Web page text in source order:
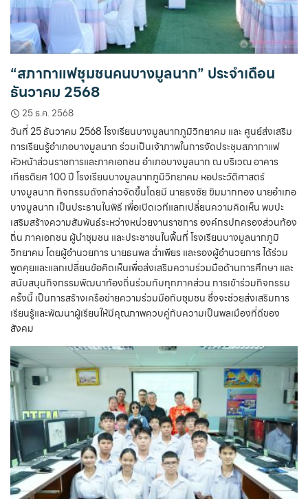
“สภากาแฟชุมชนคนบางมูลนาก” ประจำเดือน
ธันวาคม 2568
25 ธ.ค. 2568
วันที่ 25 ธันวาคม 2568 โรงเรียนบางมูลนากภูมิวิทยาคม และ ศูนย์ส่งเสริม
การเรียนรู้อำเภอบางมูลนาก ร่วมเป็นเจ้าภาพในการจัดประชุมสภากาแฟ
หัวหน้าส่วนราชการและภาคเอกชน อำเภอบางมูลนาก ณ บริเวณ อาคาร
เกียรติยศ 100 ปี โรงเรียนบางมูลนากภูมิวิทยาคม หอประวัติศาสตร์
บางมูลนาก กิจกรรมดังกล่าวจัดขึ้นโดยมี นายธงชัย ขิมมากทอง นายอำเภอ
บางมูลนาก เป็นประธานในพิธี เพื่อเปิดเวทีแลกเปลี่ยนความคิดเห็น พบปะ
เสริมสร้างความสัมพันธ์ระหว่างหน่วยงานราชการ องค์กรปกครองส่วนท้อง
ถิ่น ภาคเอกชน ผู้นำชุมชน และประชาชนในพื้นที่ โรงเรียนบางมูลนากภูมิ
วิทยาคม โดยผู้อำนวยการ นายธนพล ฉ่ำเพียร และรองผู้อำนวยการ ได้ร่วม
พูดคุยและแลกเปลี่ยนข้อคิดเห็นเพื่อส่งเสริมความร่วมมือด้านการศึกษา และ
สนับสนุนกิจกรรมพัฒนาท้องถิ่นร่วมกับทุกภาคส่วน การเข้าร่วมกิจกรรม
ครั้งนี้ เป็นการสร้างเครือข่ายความร่วมมือกับชุมชน ซึ่งจะช่วยส่งเสริมการ
เรียนรู้และพัฒนาผู้เรียนให้มีคุณภาพควบคู่กับความเป็นพลเมืองที่ดีของ
สังคม